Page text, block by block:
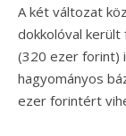
A két változat
dokkolóval került
(320 ezer forint)
hagyományos
ezer forintért